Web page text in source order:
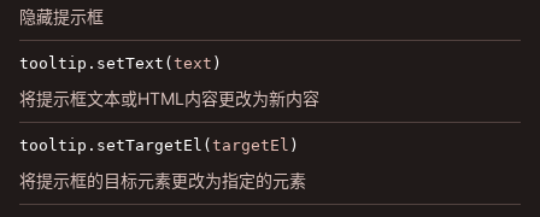
隐藏提示框
tooltip.setText( text )
将提示框文本或HTML内容更改为新内容
tooltip.setTargetEl( targetEl )
将提示框的目标元素更改为指定的元素